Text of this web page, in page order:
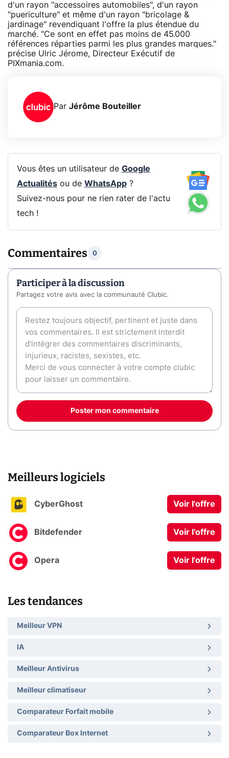
d'un rayon "accessoires automobiles", d'un rayon
"puericulture" et même d'un rayon "bricolage &
jardinage" revendiquant l'offre la plus étendue du
marché. "Ce sont en effet pas moins de 45.000
références réparties parmi les plus grandes marques."
précise Ulric Jérome, Directeur Exécutif de
PIXmania.com.
Par Jérôme Bouteiller
Vous êtes un utilisateur de Google
Actualitésou de WhatsApp?
Suivez-nous pour ne rien rater de l'actu
tech !
Commentaires 0
Participer à la discussion
Partagez votre avis avec la communauté Clubic.
Poster mon commentaire
Meilleurs logiciels
CyberGhost Voir l'offre
Bitdefender Voir l'offre
Opera Voir l'offre
Les tendances
Meilleur VPN
IA
Meilleur Antivirus
Meilleur climatiseur
Comparateur Forfait mobile
Comparateur Box Internet